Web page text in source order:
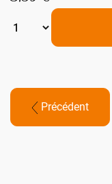
Précédent